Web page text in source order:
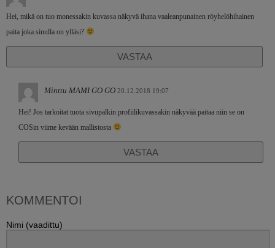
Hei, mikä on tuo monessakin kuvassa näkyvä ihana vaaleanpunainen röyhelöhihainen
paita joka sinulla on ylläsi?
VASTAA
Minttu MAMI GO GO 20.12.2018 19:07
Hei! Jos tarkoitat tuota sivupalkin profiilikuvassakin näkyvää paitaa niin se on
COSin viime kevään mallistosta
VASTAA
KOMMENTOI
Nimi (vaadittu)